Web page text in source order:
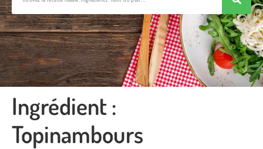
Ingrédient :
Topinambours